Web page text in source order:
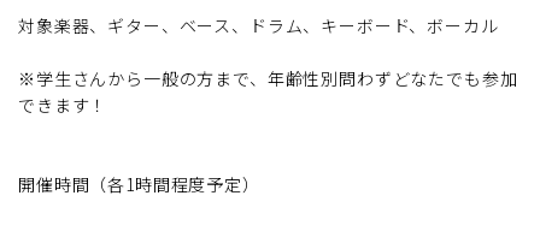
対象楽器、ギター、ベース、ドラム、キーボード、ボーカル
※学生さんから一般の方まで、年齢性別問わずどなたでも参加
できます！
開催時間（各1時間程度予定）